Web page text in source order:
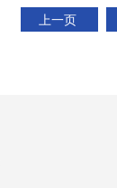
上一页